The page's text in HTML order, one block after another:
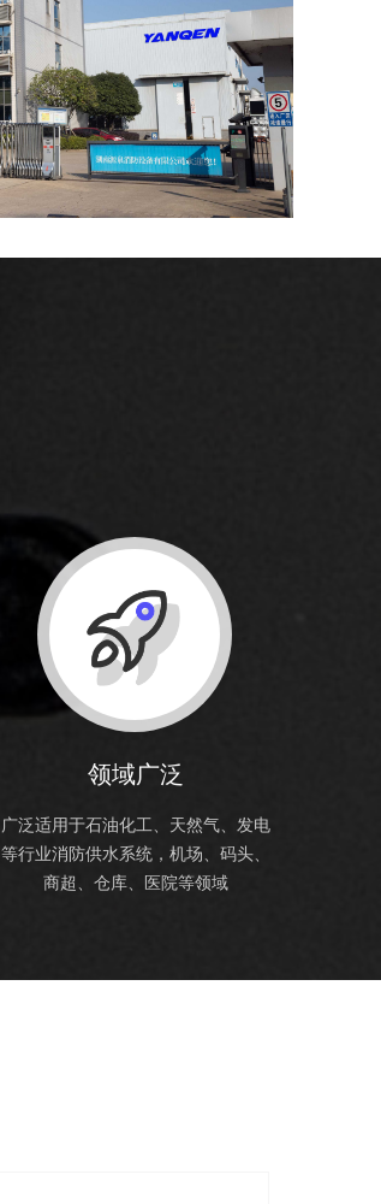
领域广泛
广泛适用于石油化工、天然气、发电
等行业消防供水系统，机场、码头、
商超、仓库、医院等领域